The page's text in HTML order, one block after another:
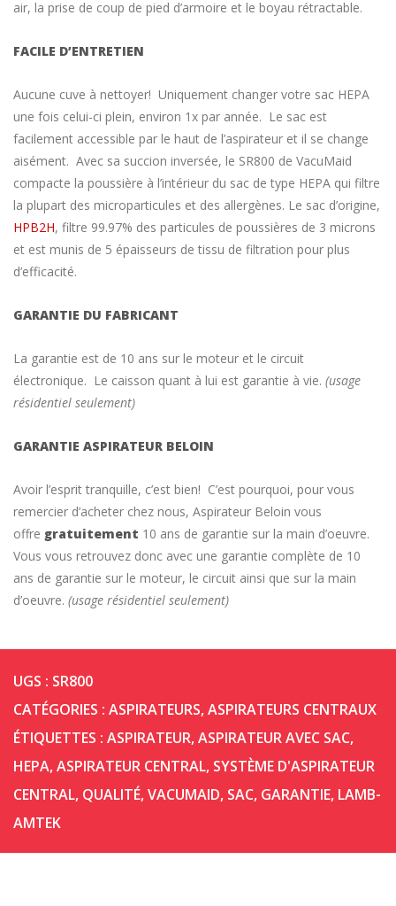
air, la prise de coup de pied d’armoire et le boyau rétractable.
FACILE D’ENTRETIEN
Aucune cuve à nettoyer! Uniquement changer votre sac HEPA
une fois celui-ci plein, environ 1x par année. Le sac est
facilement accessible par le haut de l’aspirateur et il se change
aisément. Avec sa succion inversée, le SR800 de VacuMaid
compacte la poussière à l’intérieur du sac de type HEPA qui filtre
la plupart des microparticules et des allergènes. Le sac d’origine,
HPB2H, filtre 99.97% des particules de poussières de 3 microns
et est munis de 5 épaisseurs de tissu de filtration pour plus
d’efficacité.
GARANTIE DU FABRICANT
La garantie est de 10 ans sur le moteur et le circuit
électronique. Le caisson quant à lui est garantie à vie. (usage
résidentiel seulement)
GARANTIE ASPIRATEUR BELOIN
Avoir l’esprit tranquille, c’est bien! C’est pourquoi, pour vous
remercier d’acheter chez nous, Aspirateur Beloin vous
offre gratuitement 10 ans de garantie sur la main d’oeuvre.
Vous vous retrouvez donc avec une garantie complète de 10
ans de garantie sur le moteur, le circuit ainsi que sur la main
d’oeuvre. (usage résidentiel seulement)
UGS : SR800
CATÉGORIES : ASPIRATEURS,ASPIRATEURS CENTRAUX
ÉTIQUETTES : ASPIRATEUR,ASPIRATEUR AVEC SAC,
HEPA,ASPIRATEUR CENTRAL, SYSTÈME D'ASPIRATEUR
CENTRAL, QUALITÉ,VACUMAID, SAC, GARANTIE, LAMB-
AMTEK